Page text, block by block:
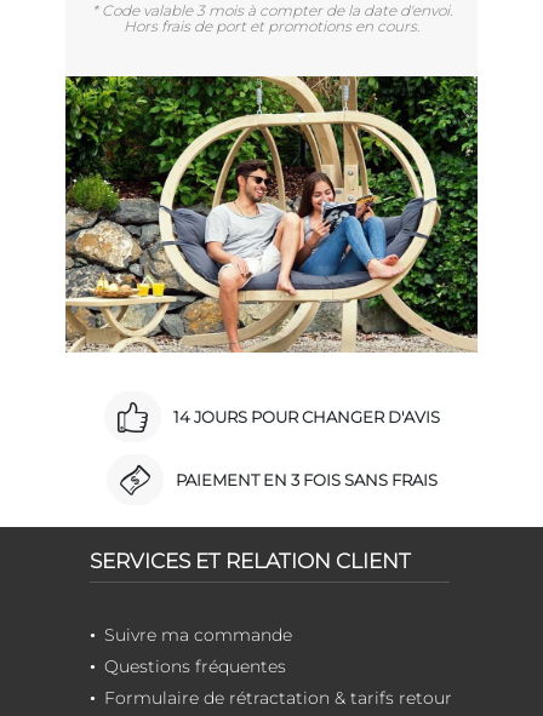
* Code valable 3 mois à compter de la date d'envoi.
Hors frais de port et promotions en cours.
14 JOURS POUR CHANGER D'AVIS
PAIEMENT EN 3 FOIS SANS FRAIS
SERVICES ET RELATION CLIENT
Suivre ma commande
Questions fréquentes
Formulaire de rétractation & tarifs retour